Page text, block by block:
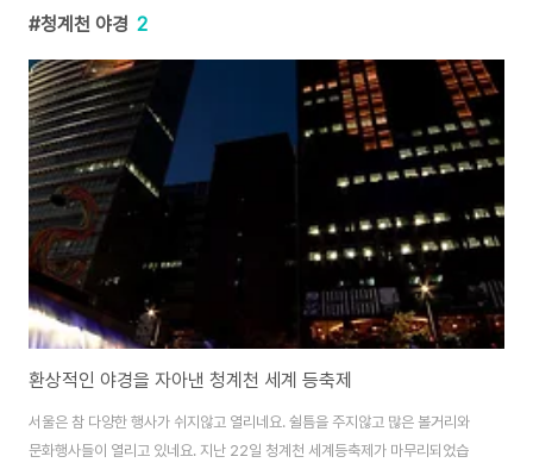
청계천 야경 2
환상적인 야경을 자아낸 청계천 세계 등축제
서울은 참 다양한 행사가 쉬지않고 열리네요. 쉴틈을 주지않고 많은 볼거리와
문화행사들이 열리고 있네요. 지난 22일 청계천 세계등축제가 마무리되었습